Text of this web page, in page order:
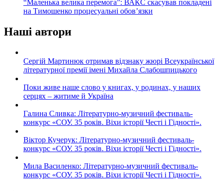
“Маленька велика перемога”: ВАКС скасував покладені
на Тимошенко процесуальні обов’язки
Наші автори
Сергій Мартинюк отримав відзнаку жюрі Всеукраїнської
літературної премії імені Михайла Слабошпицького
Поки живе наше слово у книгах, у родинах, у наших
серцях – житиме й Україна
Галина Сливка: Літературно-музичний фестиваль-
конкурс «СОУ. 35 років. Віхи історії Честі і Гідності».
Віктор Кучерук: Літературно-музичний фестиваль-
конкурс «СОУ. 35 років. Віхи історії Честі і Гідності».
Мила Василенко: Літературно-музичний фестиваль-
конкурс «СОУ. 35 років. Віхи історії Честі і Гідності».